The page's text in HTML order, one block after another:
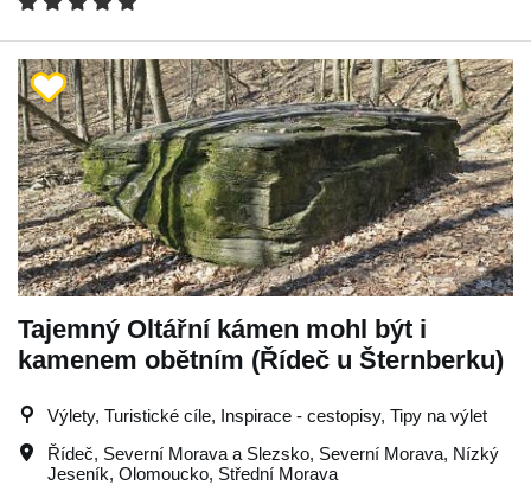
Tajemný Oltářní kámen mohl být i
kamenem obětním (Řídeč u Šternberku)
Výlety, Turistické cíle, Inspirace - cestopisy, Tipy na výlet
Řídeč, Severní Morava a Slezsko, Severní Morava, Nízký
Jeseník, Olomoucko, Střední Morava